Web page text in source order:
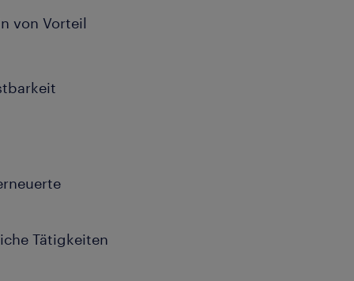
von Vorteil
Tätigkeiten